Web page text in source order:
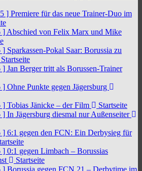
] Premiere für das neue Trainer-Duo im
] Abschied von Felix Marx und Mike
] Sparkassen-Pokal Saar: Borussia zu
Startseite
] Jan Berger tritt als Borussen-Trainer
] Ohne Punkte gegen Jägersburg
] Tobias Jänicke – der Film
Startseite
] In Jägersburg diesmal nur Außenseiter
] 6:1 gegen den FCN: Ein Derbysieg für
] 0:1 gegen Limbach – Borussias
Startseite
] Borussia gegen FCN 21 – Derbytime im